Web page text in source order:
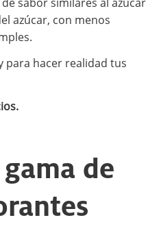
azúcar, con menos
para hacer realidad tus
de